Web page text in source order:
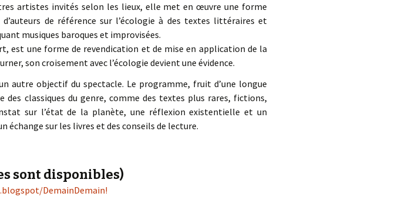
artistes invités selon les lieux, elle met en œuvre une forme
de référence sur l’écologie à des textes littéraires et
musiques baroques et improvisées.
est une forme de revendication et de mise en application de la
son croisement avec l’écologie devient une évidence.
autre objectif du spectacle. Le programme, fruit d’une longue
classiques du genre, comme des textes plus rares, fictions,
sur l’état de la planète, une réflexion existentielle et un
échange sur les livres et des conseils de lecture.
sont disponibles)
DemainDemain!